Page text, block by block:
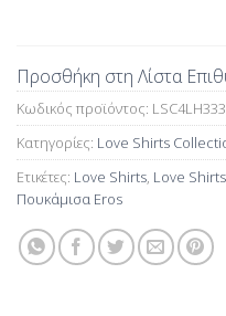
Προσθήκη στη Λίστα
Κωδικός προϊόντος:
Κατηγορίες: Love Shirts
Ετικέτες: Love Shirts Love
Πουκάμισα Eros